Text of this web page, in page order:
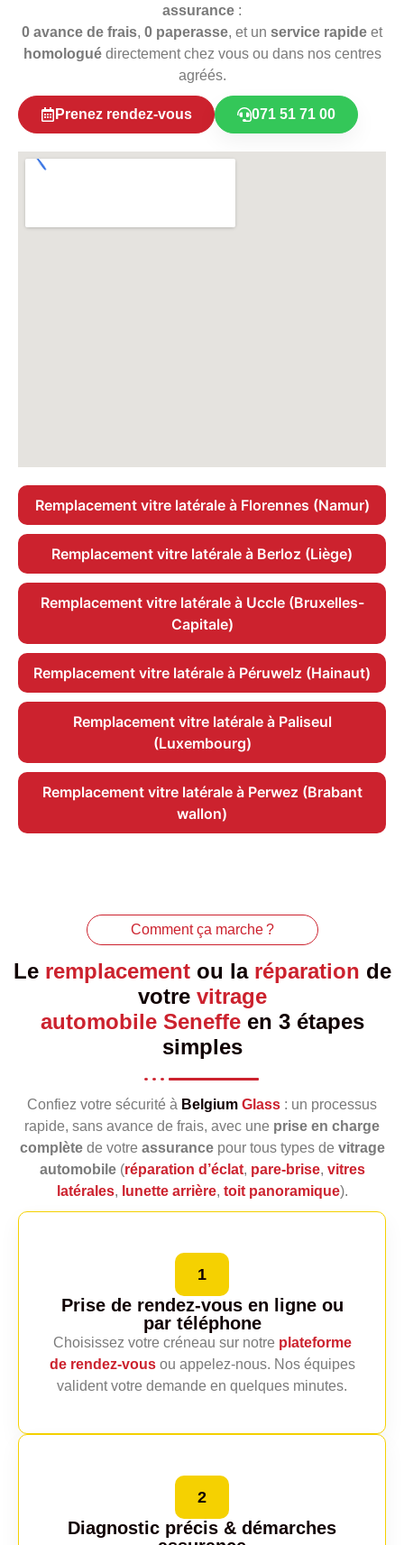
assurance :
0 avance de frais, 0 paperasse, et un service rapide et
homologuédirectement chez vous ou dans nos centres
agréés.
Prenez rendez-vous 071 51 71 00
Remplacement vitre latérale à Florennes (Namur)
Remplacement vitre latérale à Berloz (Liège)
Remplacement vitre latérale à Uccle (Bruxelles-
Capitale)
Remplacement vitre latérale à Péruwelz (Hainaut)
Remplacement vitre latérale à Paliseul
(Luxembourg)
Remplacement vitre latérale à Perwez (Brabant
wallon)
Comment ça marche ?
Le remplacementou la réparation de
votre vitrage
automobile Seneffeen 3 étapes
simples
Confiez votre sécurité à Belgium Glass : un processus
rapide, sans avance de frais, avec une prise en charge
complètede votre assurancepour tous types de vitrage
automobile(réparation d’éclat, pare‑brise, vitres
latérales, lunette arrière, toit panoramique).
1
Prise de rendez-vous en ligne ou
par téléphone
Choisissez votre créneau sur notre plateforme
de rendez‑vousou appelez‑nous. Nos équipes
valident votre demande en quelques minutes.
2
Diagnostic précis & démarches